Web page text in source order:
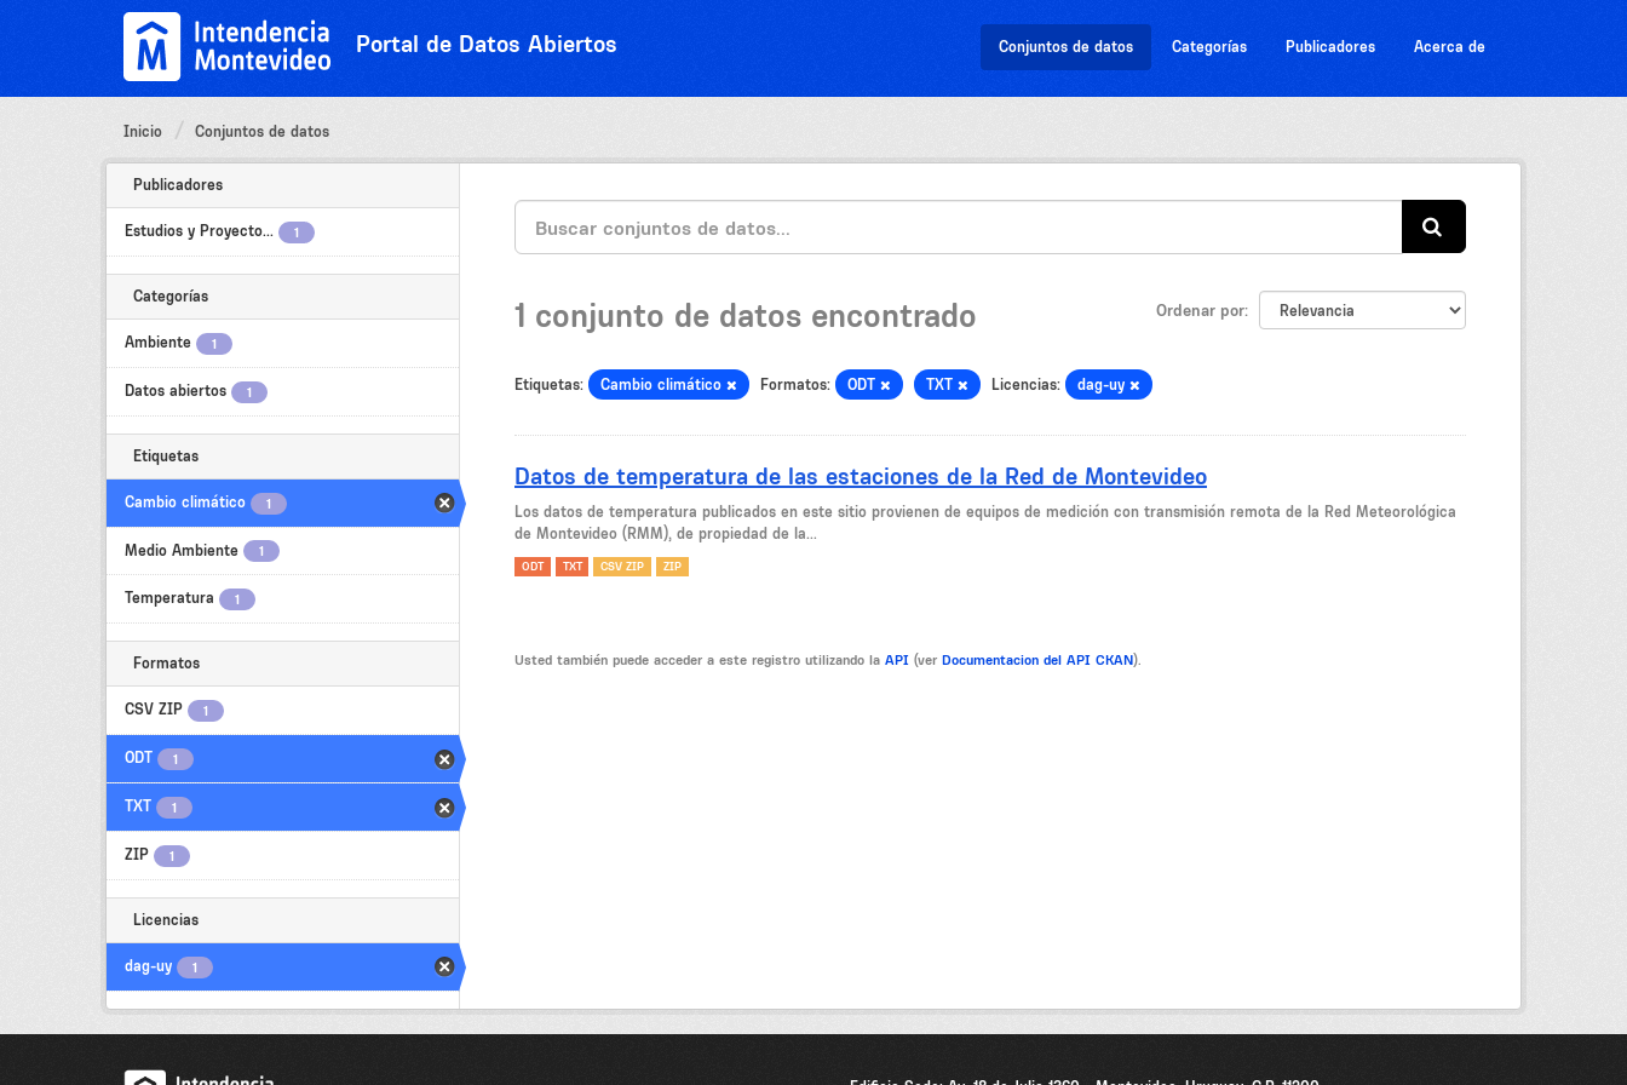
Portal de Datos Abiertos Conjuntos de datos Categorías Publicadores Acerca de
Inicio Conjuntos de datos
Publicadores
Estudios y Proyecto... 1
Categorías
Ambiente 1
Datos abiertos 1
Etiquetas
Cambio climático 1
Medio Ambiente 1
Temperatura 1
Formatos
CSV ZIP 1
ODT 1
TXT 1
ZIP 1
Licencias
dag-uy 1
Ordenar por
1 conjunto de datos encontrado
Etiquetas: Cambio climático Formatos: ODT TXT Licencias: dag-uy
Datos de temperatura de las estaciones de la Red de Montevideo
Los datos de temperatura publicados en este sitio provienen de equipos de medición con transmisión remota de la Red Meteorológica
de Montevideo (RMM), de propiedad de la...
ODT TXT CSV ZIP ZIP
Usted también puede acceder a este registro utilizando la API (ver Documentacion del API CKAN).